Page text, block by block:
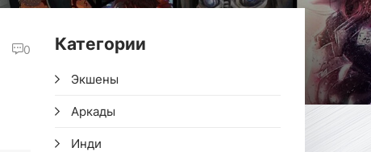
0 Категории
Экшены
Аркады
Инди